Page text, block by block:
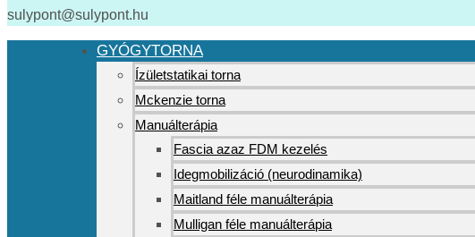
sulypont@sulypont.hu
GYÓGYTORNA
Ízületstatikai torna
Mckenzie torna
Manuálterápia
Fascia azaz FDM kezelés
Idegmobilizáció (neurodinamika)
Maitland féle manuálterápia
Mulligan féle manuálterápia